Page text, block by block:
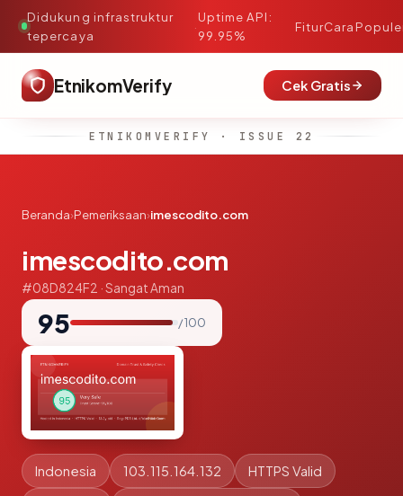
Didukung infrastruktur
tepercaya
·
Uptime API:
99.95%
FiturCara
EtnikomVerify Cek Gratis
ETNIKOMVERIFY · ISSUE 22
Beranda›Pemeriksaan›imescodito.com
imescodito.com
#08D824F2 · Sangat Aman
95 / 100
Indonesia 103.115.164.132 HTTPS Valid